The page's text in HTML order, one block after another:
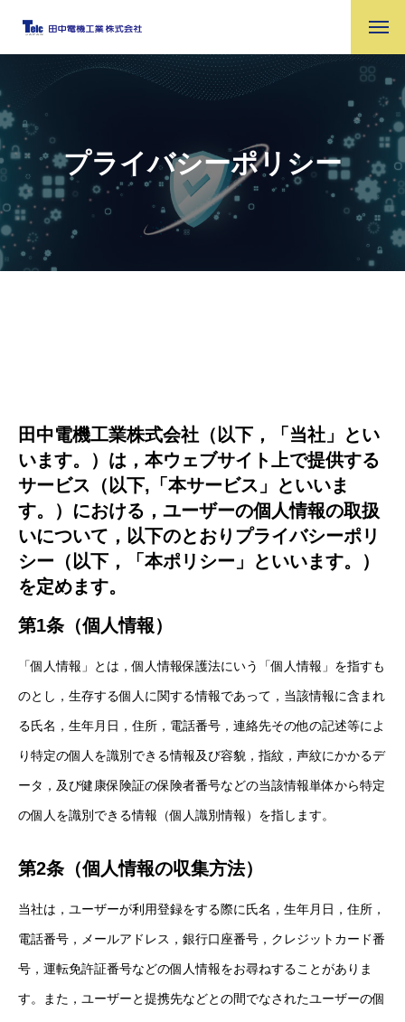
プライバシーポリシー
田中電機工業株式会社（以下，「当社」とい
います。）は，本ウェブサイト上で提供する
サービス（以下,「本サービス」といいま
す。）における，ユーザーの個人情報の取扱
いについて，以下のとおりプライバシーポリ
シー（以下，「本ポリシー」といいます。）
を定めます。
第1条（個人情報）
「個人情報」とは，個人情報保護法にいう「個人情報」を指すも
のとし，生存する個人に関する情報であって，当該情報に含まれ
る氏名，生年月日，住所，電話番号，連絡先その他の記述等によ
り特定の個人を識別できる情報及び容貌，指紋，声紋にかかるデ
ータ，及び健康保険証の保険者番号などの当該情報単体から特定
の個人を識別できる情報（個人識別情報）を指します。
第2条（個人情報の収集方法）
当社は，ユーザーが利用登録をする際に氏名，生年月日，住所，
電話番号，メールアドレス，銀行口座番号，クレジットカード番
号，運転免許証番号などの個人情報をお尋ねすることがありま
す。また，ユーザーと提携先などとの間でなされたユーザーの個